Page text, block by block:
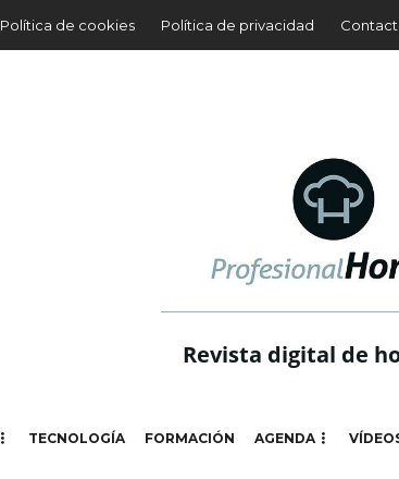
Política de cookies Política de privacidad
Revista digital de
TECNOLOGÍA FORMACIÓN AGENDA